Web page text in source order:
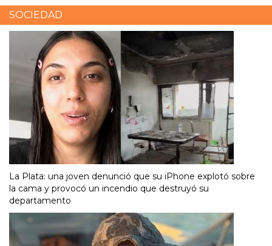
SOCIEDAD
La Plata: una joven denunció que su iPhone explotó sobre
la cama y provocó un incendio que destruyó su
departamento